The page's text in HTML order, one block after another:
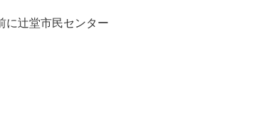
に辻堂市民センター